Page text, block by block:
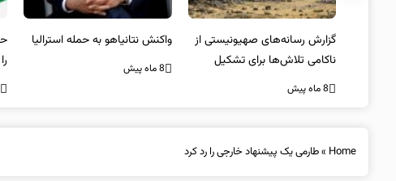
واکنش نتانیاهو به حمله استرالیا
حماس ترور فرمانده ارشد القسام
را تایید کرد
Home
»طارمی یک پیشنهاد خارجی را رد کرد